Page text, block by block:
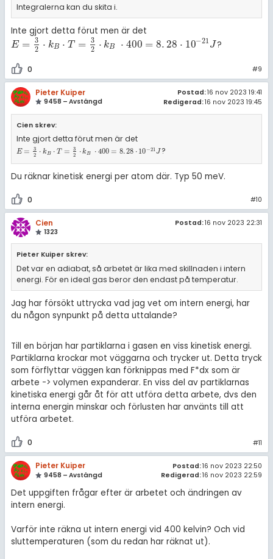
Integralerna kan du skita i.
Inte gjort detta förut men är det
E = 3
2 ⋅ kB ⋅ T = 3
2
⋅ kB ⋅ 400 = 8. 28 ⋅ 10−21 J
E= 32 kB T =32· kB 400 =8.28 10-21J ?
0 #9
Pieter Kuiper
9458 – Avstängd
Postad:16 nov 2023 19:41
Redigerad:16 nov 2023 19:45
Cien skrev:
Inte gjort detta förut men är det
E =
3
2 ⋅ kB ⋅ T =
3
2
⋅ kB ⋅ 400 = 8.28 ⋅ 10 −21 J
E=3 2· kB·T =32·k B ·400=8.28 10-21J ?
Du räknar kinetisk energi per atom där. Typ 50 meV.
0 #10
Cien
1323
Postad:16 nov 2023 22:31
Pieter Kuiper skrev:
Det var en adiabat, så arbetet är lika med skillnaden i intern
energi. För en ideal gas beror den endast på temperatur.
Jag har försökt uttrycka vad jag vet om intern energi, har
du någon synpunkt på detta uttalande?
Till en början har partiklarna i gasen en viss kinetisk energi.
Partiklarna krockar mot väggarna och trycker ut. Detta tryck
som förflyttar väggen kan förknippas med F*dx som är
arbete -> volymen expanderar. En viss del av partiklarnas
kinetiska energi går åt för att utföra detta arbete, dvs den
interna energin minskar och förlusten har använts till att
utföra arbetet.
0 #11
Pieter Kuiper
9458 – Avstängd
Postad:16 nov 2023 22:50
Redigerad:16 nov 2023 22:59
Det uppgiften frågar efter är arbetet och ändringen av
intern energi.
Varför inte räkna ut intern energi vid 400 kelvin? Och vid
sluttemperaturen (som du redan har räknat ut).